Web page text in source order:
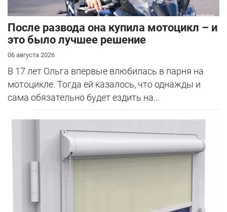
После развода она купила мотоцикл – и
это было лучшее решение
06 августа 2026
В 17 лет Ольга впервые влюбилась в парня на
мотоцикле. Тогда ей казалось, что однажды и
сама обязательно будет ездить на...